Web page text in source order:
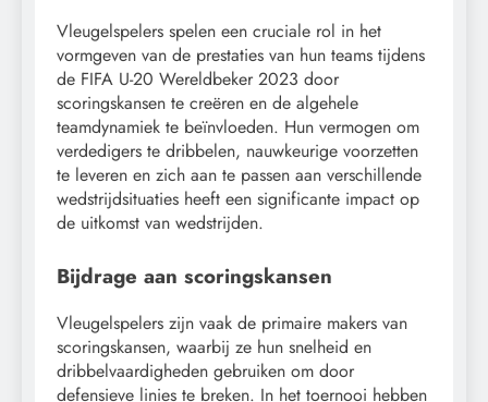
Vleugelspelers spelen een cruciale rol in het
vormgeven van de prestaties van hun teams tijdens
de FIFA U-20 Wereldbeker 2023 door
scoringskansen te creëren en de algehele
teamdynamiek te beïnvloeden. Hun vermogen om
verdedigers te dribbelen, nauwkeurige voorzetten
te leveren en zich aan te passen aan verschillende
wedstrijdsituaties heeft een significante impact op
de uitkomst van wedstrijden.
Bijdrage aan scoringskansen
Vleugelspelers zijn vaak de primaire makers van
scoringskansen, waarbij ze hun snelheid en
dribbelvaardigheden gebruiken om door
defensieve linies te breken. In het toernooi hebben